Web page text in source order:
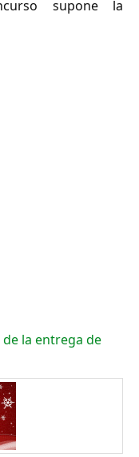
supone la
la entrega de